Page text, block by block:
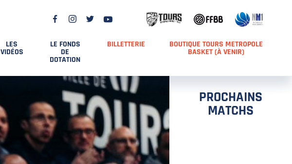
LES
VIDÉOS
LE FONDS
DE
DOTATION
BILLETTERIE BOUTIQUE TOURS METROPOLE
BASKET (À VENIR)
PROCHAINS
MATCHS